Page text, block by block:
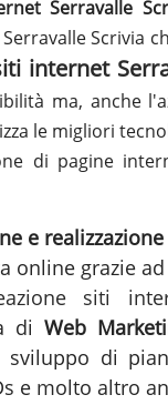
Serravalle
Scrivia
internet
ma, anche
le migliori
di pagine
e
online grazie
siti
di Web
di
e molto altro